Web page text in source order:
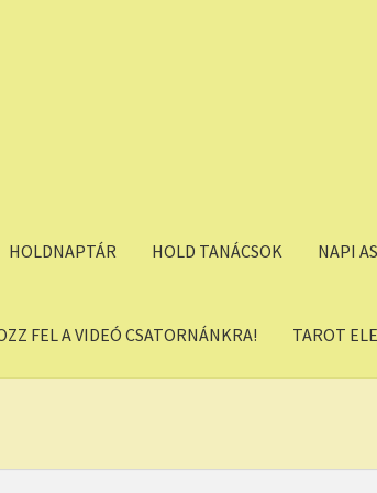
HOLDNAPTÁR HOLD TANÁCSOK NAPI
FEL A VIDEÓ CSATORNÁNKRA! TAROT